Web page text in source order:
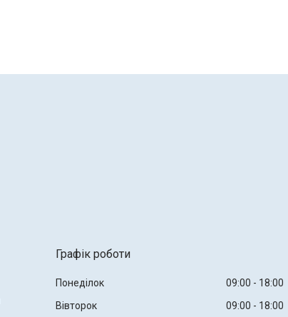
Графік роботи
Понеділок 09:00
18:00
Вівторок
09:00
18:00